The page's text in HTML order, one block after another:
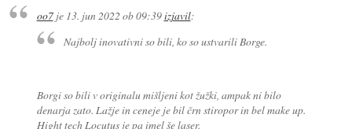
oo7je 13. jun 2022 ob 09:39izjavil:
Najbolj inovativni so bili, ko so ustvarili Borge.
Borgi so bili v originalu mišljeni kot žužki, ampak ni bilo
denarja zato. Lažje in ceneje je bil črn stiropor in bel make up.
Hight tech Locutus je pa imel še laser.